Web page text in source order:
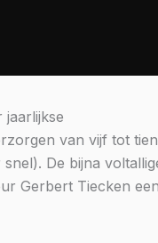
jaarlijkse
van vijf tot tien
De bijna
Gerbert Tiecken een